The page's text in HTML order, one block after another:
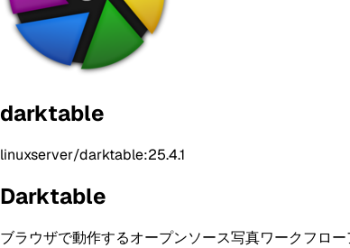
darktable
linuxserver/darktable:25.4.1
Darktable
ブラウザで動作するオープンソース写真ワークフロ